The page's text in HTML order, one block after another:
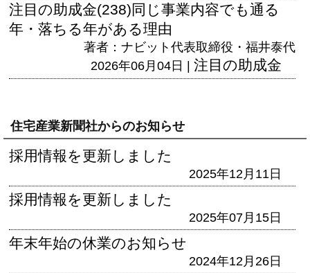
注目の助成金(238)同じ事業内容でも通る
年・落ちる年がある理由
著者：ナビット代表取締役・福井泰代
2026年06月04日 | 注目の助成金
住宅産業新聞社からのお知らせ
採用情報を更新しました
2025年12月11日
採用情報を更新しました
2025年07月15日
年末年始の休業のお知らせ
2024年12月26日